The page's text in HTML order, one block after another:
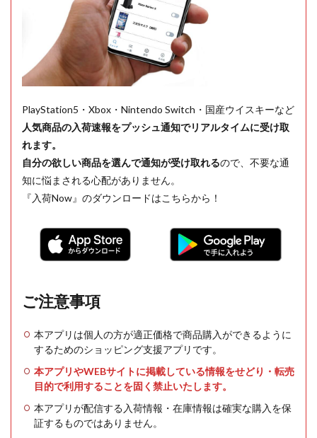
PlayStation5・Xbox・Nintendo Switch・国産ウイスキーなど
人気商品の入荷速報をプッシュ通知でリアルタイムに受け取
れます。
自分の欲しい商品を選んで通知が受け取れるので、不要な通
知に悩まされる心配がありません。
『入荷Now』のダウンロードはこちらから！
ご注意事項
本アプリは個人の方が適正価格で商品購入ができるように
するためのショッピング支援アプリです。
本アプリやWEBサイトに掲載している情報をせどり・転売
目的で利用することを固く禁止いたします。
本アプリが配信する入荷情報・在庫情報は確実な購入を保
証するものではありません。